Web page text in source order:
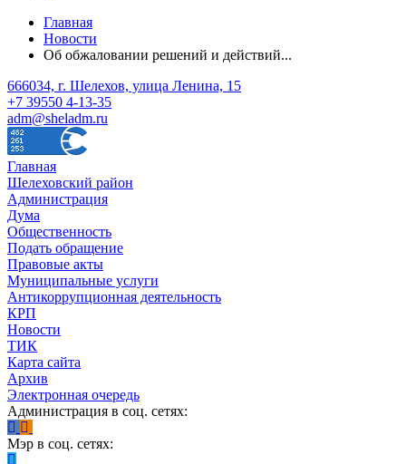
Главная
Новости
Об обжаловании решений и действий...
666034, г. Шелехов, улица Ленина, 15
+7 39550 4-13-35
adm@sheladm.ru
Главная
Шелеховский район
Администрация
Дума
Общественность
Подать обращение
Правовые акты
Муниципальные услуги
Антикоррупционная деятельность
КРП
Новости
ТИК
Карта сайта
Архив
Электронная очередь
Администрация в соц. сетях:
Мэр в соц. сетях: